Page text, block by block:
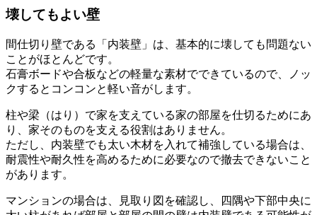
壊してもよい壁
間仕切り壁である「内装壁」は、基本的に壊しても問題ない
ことがほとんどです。
石膏ボードや合板などの軽量な素材でできているので、ノッ
クするとコンコンと軽い音がします。
柱や梁（はり）で家を支えている家の部屋を仕切るためにあ
り、家そのものを支える役割はありません。
ただし、内装壁でも太い木材を入れて補強している場合は、
耐震性や耐久性を高めるために必要なので撤去できないこと
があります。
マンションの場合は、見取り図を確認し、四隅や下部中央に